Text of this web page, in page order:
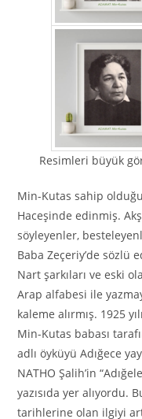
Resimleri büyük
Min-Kutas sahip
Haceşinde edinmiş.
söyleyenler,
Baba Zeçeriy’de sözlü
Nart şarkıları ve eski
Arap alfabesi ile
kaleme alırmış. 1925
Min-Kutas babası
adlı öyküyü Adığece
NATHO Şalih’in
yazısıda yer alıyordu.
tarihlerine olan ilgiyi